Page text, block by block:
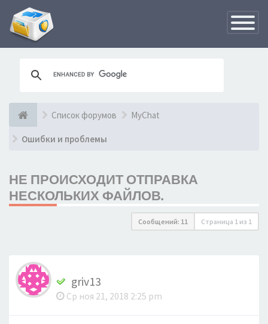
Список форумов MyChat
Ошибки и проблемы
НЕ ПРОИСХОДИТ ОТПРАВКА
НЕСКОЛЬКИХ ФАЙЛОВ.
Сообщений: 11 Страница 1 из 1
griv13
Ср ноя 21, 2018 2:25 pm